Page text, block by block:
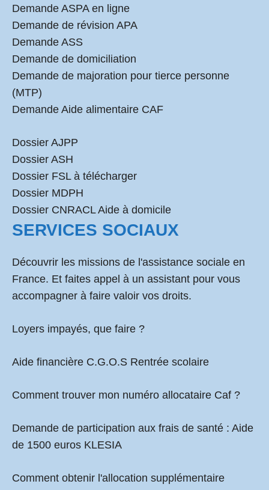
Demande ASPA en ligne
Demande de révision APA
Demande ASS
Demande de domiciliation
Demande de majoration pour tierce personne
(MTP)
Demande Aide alimentaire CAF
Dossier AJPP
Dossier ASH
Dossier FSL à télécharger
Dossier MDPH
Dossier CNRACL Aide à domicile
SERVICES SOCIAUX
Découvrir les missions de l'assistance sociale en
France. Et faites appel à un assistant pour vous
accompagner à faire valoir vos droits.
Loyers impayés, que faire ?
Aide financière C.G.O.S Rentrée scolaire
Comment trouver mon numéro allocataire Caf ?
Demande de participation aux frais de santé : Aide
de 1500 euros KLESIA
Comment obtenir l'allocation supplémentaire